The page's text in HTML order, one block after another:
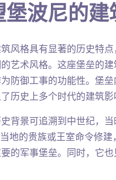
堡波尼的
风格具有显著的历史特
艺术风格。这座堡垒的
防御工事的功能性。堡
历史上多个时代的建筑影
背景可追溯到中世纪，
地的贵族或王室命令修
的军事堡垒。同时，它